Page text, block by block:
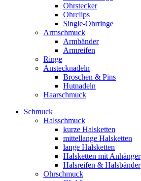
Ohrstecker
Ohrclips
Single-Ohrringe
Armschmuck
Armbänder
Armreifen
Ringe
Anstecknadeln
Broschen & Pins
Hutnadeln
Haarschmuck
Schmuck
Halsschmuck
kurze Halsketten
mittellange Halsketten
lange Halsketten
Halsketten mit Anhänger
Halsreifen & Halsbänder
Ohrschmuck